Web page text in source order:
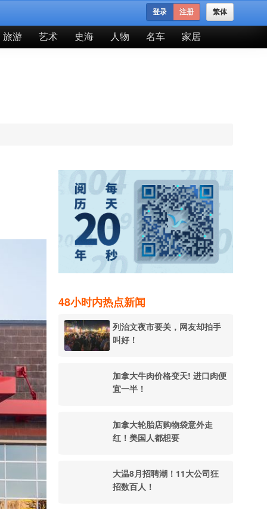
繁体
登录 注册
旅游 艺术 史海 人物 名车 家居
48小时内热点新闻
列治文夜市要关，网友却拍手
叫好！
加拿大牛肉价格变天! 进口肉便
宜一半！
加拿大轮胎店购物袋意外走
红！美国人都想要
大温8月招聘潮！11大公司狂
招数百人！